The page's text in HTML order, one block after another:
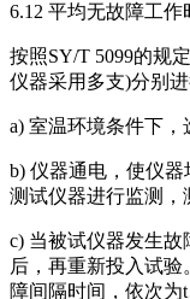
6.12 平均无故障工作
按照SY/T 5099的规
仪器采用多支)分别
a) 室温环境条件下，
b) 仪器通电，使仪
测试仪器进行监测，
c) 当被试仪器发生
后，再重新投入试
障间隔时间，依次